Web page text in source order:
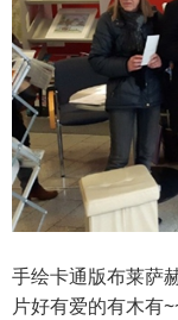
手绘卡通版布莱萨
片好有爱的有木有